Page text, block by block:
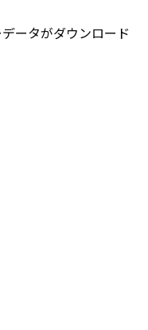
ータがダウンロード